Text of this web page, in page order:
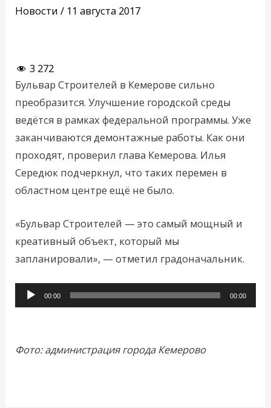
Новости / 11 августа 2017
3 272
Бульвар Строителей в Кемерове сильно
преобразится. Улучшение городской среды
ведётся в рамках федеральной программы. Уже
заканчиваются демонтажные работы. Как они
проходят, проверил глава Кемерова. Илья
Середюк подчеркнул, что таких перемен в
областном центре ещё не было.
«Бульвар Строителей — это самый мощный и
креативный объект, который мы
запланировали», — отметил градоначальник.
Аудиоплеер
00:00 00:00
Фото: администрация города Кемерово